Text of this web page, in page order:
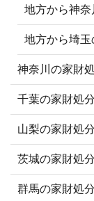
地方から神
地方から埼
神奈川の家財
千葉の家財処
山梨の家財処
茨城の家財処
群馬の家財処